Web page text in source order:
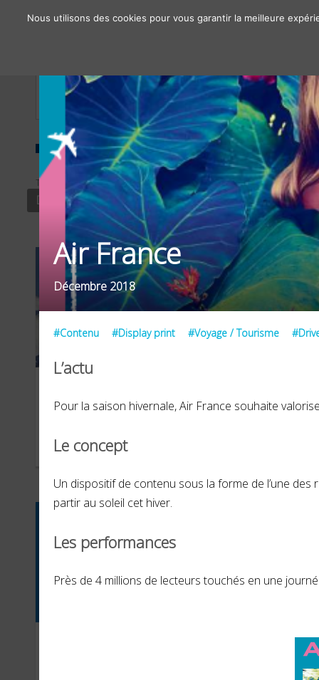
À propos Chiffres clés Nos solutions
TYPE
DISPLAY PRINT
SECTEUR
VOYAGE / TOURISME
Tourisme Région Sud
JANVIER 2022
Air France
Décembre 2018
#Contenu #Display print #Voyage / Tourisme
L’actu
Pour la saison hivernale, Air France souhaite
Le concept
Un dispositif de contenu sous la forme de l’une
partir au soleil cet hiver.
Les performances
Près de 4 millions de lecteurs touchés en une
Nous utilisons des cookies pour vous garantir la meilleure